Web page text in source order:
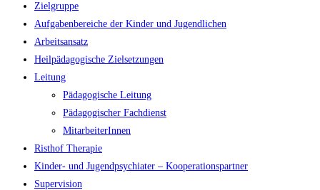
Zielgruppe
Aufgabenbereiche der Kinder und Jugendlichen
Arbeitsansatz
Heilpädagogische Zielsetzungen
Leitung
Pädagogische Leitung
Pädagogischer Fachdienst
MitarbeiterInnen
Risthof Therapie
Kinder- und Jugendpsychiater – Kooperationspartner
Supervision